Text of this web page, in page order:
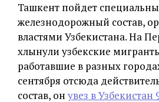
Ташкент пойдет
железнодорожный состав,
властями Узбекистана. На
хлынули узбекские
работавшие в разных
сентября отсюда
состав, он увез в Узбекистан